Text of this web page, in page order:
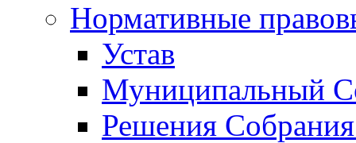
Нормативные
Устав
Муниципальный
Решения